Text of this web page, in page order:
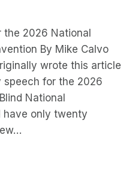
the 2026 National
By Mike Calvo
wrote this article
speech for the 2026
National
have only twenty